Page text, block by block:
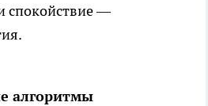
спокойствие —
алгоритмы